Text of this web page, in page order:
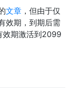
文章 ，但由于仅
效期，到期后需
效期激活到2099